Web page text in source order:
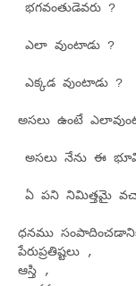
భగవంతుడెవరు ?
ఎలా వుంటాడు ?
ఎక్కడ వుంటాడు ?
అసలు ఉంటే
అసలు నేను ఈ
ఏ పని నిమిత్తమై
ధనము
పేరుప్రతిష్టలు ,
ఆస్తి ,